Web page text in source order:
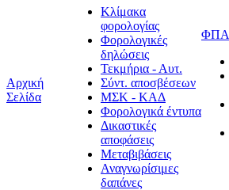
Αρχική
Σελίδα
Κλίμακα
φορολογίας
Φορολογικές
δηλώσεις
Τεκμήρια - Αυτ.
Σύντ. αποσβέσεων
ΜΣΚ - ΚΑΔ
Φορολογικά έντυπα
Δικαστικές
αποφάσεις
Μεταβιβάσεις
Αναγνωρίσιμες
δαπάνες
ΦΠΑ